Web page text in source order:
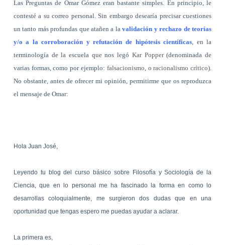
Las Preguntas de Omar Gómez eran bastante simples. En principio, le
contesté a su correo personal. Sin embargo desearía precisar cuestiones
un tanto más profundas que atañen a lavalidación y rechazo de teorías
y/o a la corroboración y refutación de hipótesis científicas, en la
terminología de la escuela que nos legó Kar Popper(denominada de
varias formas, como por ejemplo: falsacionismo, oracionalismo crítico).
No obstante, antes de ofrecer mi opinión, permitirme que os reproduzca
el mensaje de Omar:
Hola Juan José,
Leyendo tu blog del curso básico sobre Filosofía y Sociología de la
Ciencia, que en lo personal me ha fascinado la forma en como lo
desarrollas coloquialmente, me surgieron dos dudas que en una
oportunidad que tengas espero me puedas ayudar a aclarar.
La primera es,